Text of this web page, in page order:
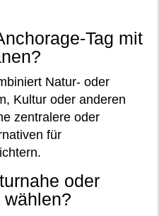
Tag mit
Natur- oder
Kultur oder anderen
zentralere oder
für
oder